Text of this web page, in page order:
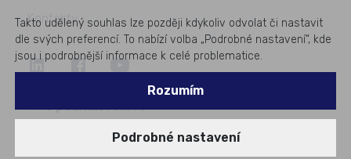
Takto udělený souhlas lze později kdykoliv odvolat či nastavit
dle svých preferencí. To nabízí volba „Podrobné nastavení“, kde
jsou i podrobnější informace k celé problematice.
Rozumím
Podrobné nastavení
Kontakty
#1v podnikovém IT
All rights reserved